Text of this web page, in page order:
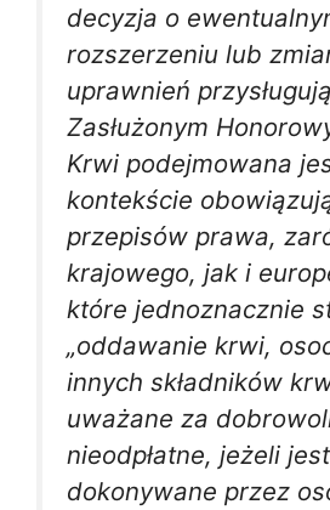
decyzja o
rozszerzeniu lub
uprawnień
Zasłużonym
Krwi podejmowana
kontekście
przepisów prawa,
krajowego, jak i
które jednoznacznie
„oddawanie krwi,
innych składników
uważane za
nieodpłatne, jeżeli jest
dokonywane przez